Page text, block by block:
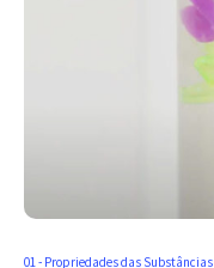
01 - Propriedades das Substâncias